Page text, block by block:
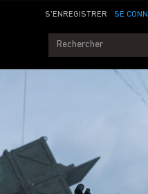
SE
S'ENREGISTRER